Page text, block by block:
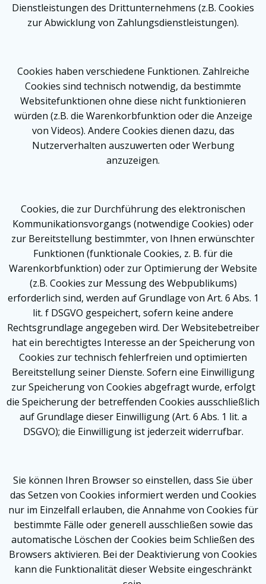
Dienstleistungen des Drittunternehmens (z.B. Cookies
zur Abwicklung von Zahlungsdienstleistungen).
Cookies haben verschiedene Funktionen. Zahlreiche
Cookies sind technisch notwendig, da bestimmte
Websitefunktionen ohne diese nicht funktionieren
würden (z.B. die Warenkorbfunktion oder die Anzeige
von Videos). Andere Cookies dienen dazu, das
Nutzerverhalten auszuwerten oder Werbung
anzuzeigen.
Cookies, die zur Durchführung des elektronischen
Kommunikationsvorgangs (notwendige Cookies) oder
zur Bereitstellung bestimmter, von Ihnen erwünschter
Funktionen (funktionale Cookies, z. B. für die
Warenkorbfunktion) oder zur Optimierung der Website
(z.B. Cookies zur Messung des Webpublikums)
erforderlich sind, werden auf Grundlage von Art. 6 Abs. 1
lit. f DSGVO gespeichert, sofern keine andere
Rechtsgrundlage angegeben wird. Der Websitebetreiber
hat ein berechtigtes Interesse an der Speicherung von
Cookies zur technisch fehlerfreien und optimierten
Bereitstellung seiner Dienste. Sofern eine Einwilligung
zur Speicherung von Cookies abgefragt wurde, erfolgt
die Speicherung der betreffenden Cookies ausschließlich
auf Grundlage dieser Einwilligung (Art. 6 Abs. 1 lit. a
DSGVO); die Einwilligung ist jederzeit widerrufbar.
Sie können Ihren Browser so einstellen, dass Sie über
das Setzen von Cookies informiert werden und Cookies
nur im Einzelfall erlauben, die Annahme von Cookies für
bestimmte Fälle oder generell ausschließen sowie das
automatische Löschen der Cookies beim Schließen des
Browsers aktivieren. Bei der Deaktivierung von Cookies
kann die Funktionalität dieser Website eingeschränkt